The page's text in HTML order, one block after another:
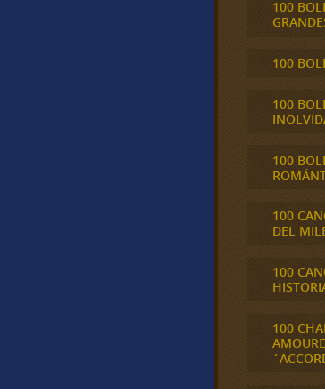
100
100
100
100
100
DEL
100
100